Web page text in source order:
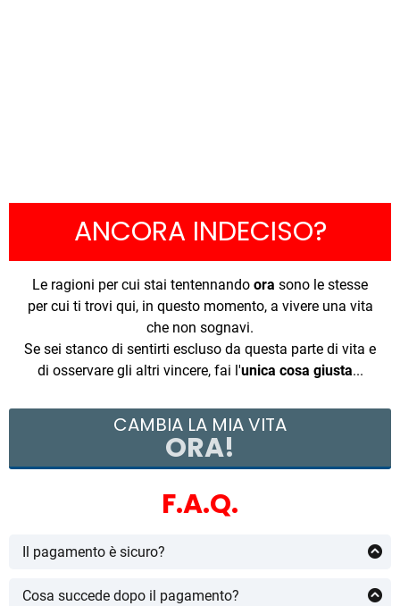
ANCORA INDECISO?
Le ragioni per cui stai tentennando ora sono le stesse
per cui ti trovi qui, in questo momento, a vivere una vita
che non sognavi.
Se sei stanco di sentirti escluso da questa parte di vita e
di osservare gli altri vincere, fai l'unica cosa giusta...
CAMBIA LA MIA VITA
ORA!
F.A.Q.
Il pagamento è sicuro?
Stripe, una piattaforma internazionale per i pagamenti
Cosa succede dopo il pagamento?